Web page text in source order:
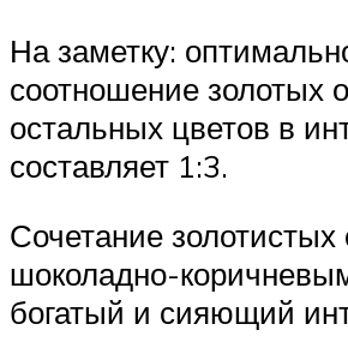
На заметку:
соотношение золотых
остальных цветов в
составляет 1:3.
Сочетание золотистых
шоколадно-
богатый и сияющий